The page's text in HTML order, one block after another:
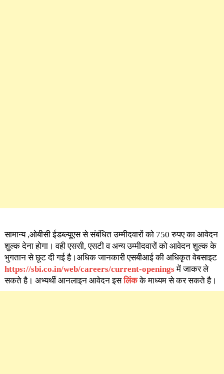
सामान्य ,ओबीसी ईडब्ल्यूएस से संबंधित उम्मीदवारों को 750 रुपए का आवेदन
शुल्क देना होगा। वही एससी, एसटी व अन्य उम्मीदवारों को आवेदन शुल्क के
भुगतान से छूट दी गई है।अधिक जानकारी एसबीआई की अधिकृत वेबसाइट
https://sbi.co.in/web/careers/current-openingsमें जाकर ले
सकते है। अभ्यर्थी आनलाइन आवेदन इसलिंकके माध्यम से कर सकते है।